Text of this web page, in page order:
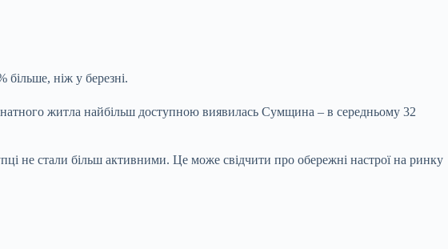
більше, ніж у березні.
житла найбільш доступною виявилась Сумщина – в середньому 32
не стали більш активними. Це може свідчити про обережні настрої на ринку